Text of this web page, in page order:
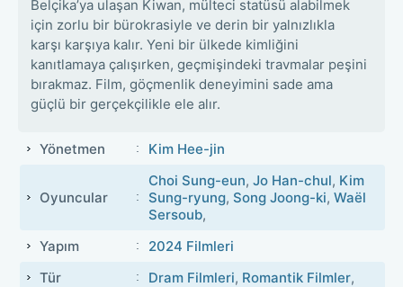
Belçika’ya ulaşan Kiwan, mülteci statüsü alabilmek
için zorlu bir bürokrasiyle ve derin bir yalnızlıkla
karşı karşıya kalır. Yeni bir ülkede kimliğini
kanıtlamaya çalışırken, geçmişindeki travmalar peşini
bırakmaz. Film, göçmenlik deneyimini sade ama
güçlü bir gerçekçilikle ele alır.
Yönetmen Kim Hee-jin
Oyuncular
Choi Sung-eun, Jo Han-chul, Kim
Sung-ryung, Song Joong-ki, Waël
Sersoub,
Yapım
2024 Filmleri
Tür
Dram Filmleri, Romantik Filmler,